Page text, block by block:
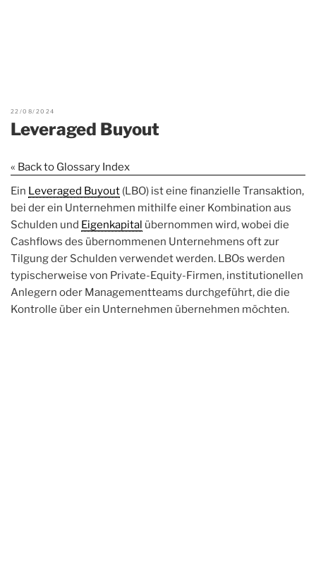
22/08/2024
Leveraged Buyout
« Back to Glossary Index
Ein Leveraged Buyout (LBO) ist eine finanzielle Transaktion,
bei der ein Unternehmen mithilfe einer Kombination aus
Schulden und Eigenkapital übernommen wird, wobei die
Cashflows des übernommenen Unternehmens oft zur
Tilgung der Schulden verwendet werden. LBOs werden
typischerweise von Private-Equity-Firmen, institutionellen
Anlegern oder Managementteams durchgeführt, die die
Kontrolle über ein Unternehmen übernehmen möchten.